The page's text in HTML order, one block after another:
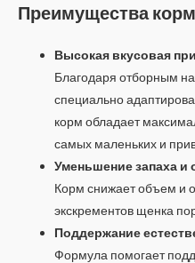
Преимущества
Высокая вкусовая
Благодаря отборным
специально
корм обладает
самых маленьких и
Уменьшение запаха и
Корм снижает объем и
экскрементов щенка
Поддержание
Формула помогает